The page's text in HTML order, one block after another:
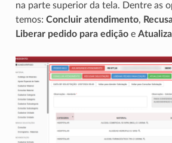
na parte superior da tela. Dentre as
temos: Concluir atendimento,
Liberar pedido para ediçãoe